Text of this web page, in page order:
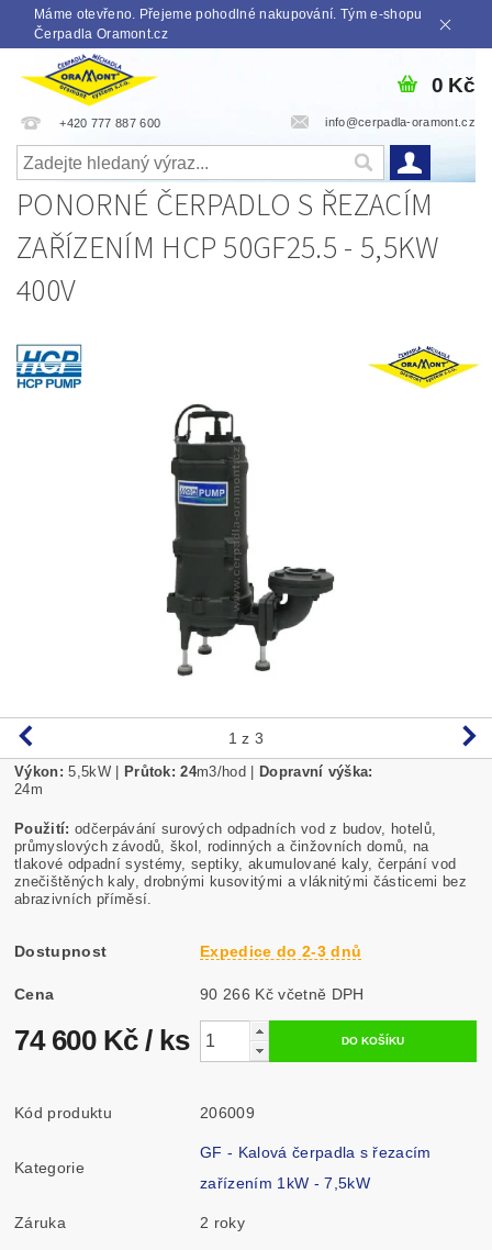
Máme otevřeno. Přejeme pohodlné nakupování. Tým e-shopu
Čerpadla Oramont.cz
+420 777 887 600 info@cerpadla-oramont.cz
0 Kč
PONORNÉ ČERPADLO S ŘEZACÍM
ZAŘÍZENÍM HCP 50GF25.5 - 5,5KW
400V
1 z 3
Výkon:5,5kW | Průtok: 24m3/hod |
Dopravní výška:
24m
Použití: odčerpávání surových odpadních vod z budov, hotelů,
průmyslových závodů, škol, rodinných a činžovních domů, na
tlakové odpadní systémy, septiky, akumulované kaly, čerpání vod
znečištěných kaly, drobnými kusovitými a vláknitými částicemi bez
abrazivních příměsí.
Dostupnost Expedice do 2-3 dnů
Cena 90 266 Kč včetně DPH
74 600 Kč/ ks
Kód produktu 206009
Kategorie
GF - Kalová čerpadla s řezacím
zařízením 1kW - 7,5kW
Záruka 2 roky